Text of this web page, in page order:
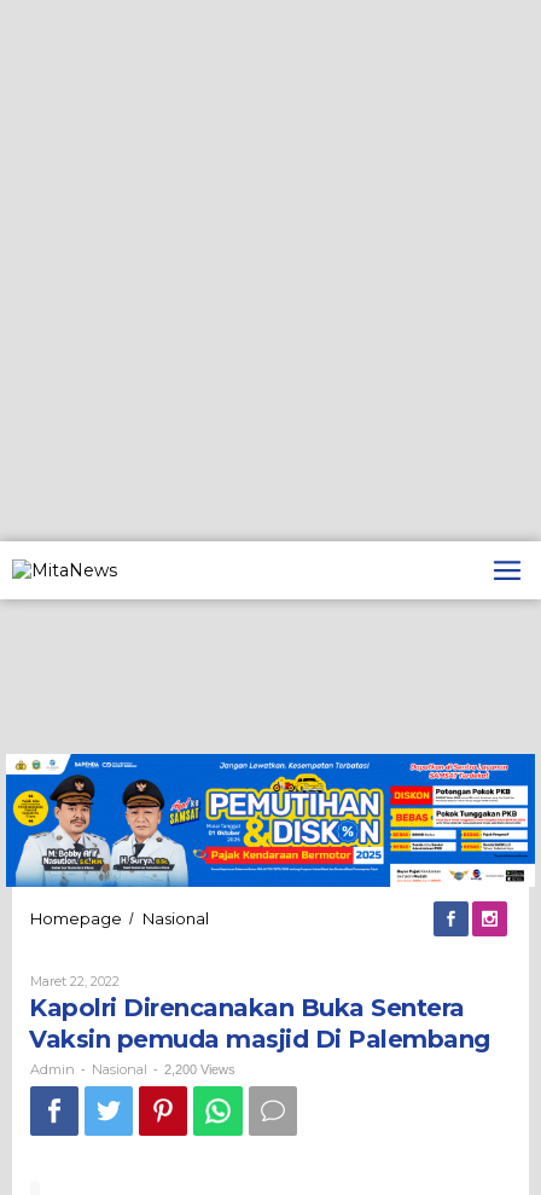
ke
konten
Homepage / Nasional
Vaksin
masjid
Di
Palembang
Maret 22, 2022
Admin
Kapolri Direncanakan Buka Sentera
Vaksin pemuda masjid Di Palembang
Admin - Nasional - 2,200 Views